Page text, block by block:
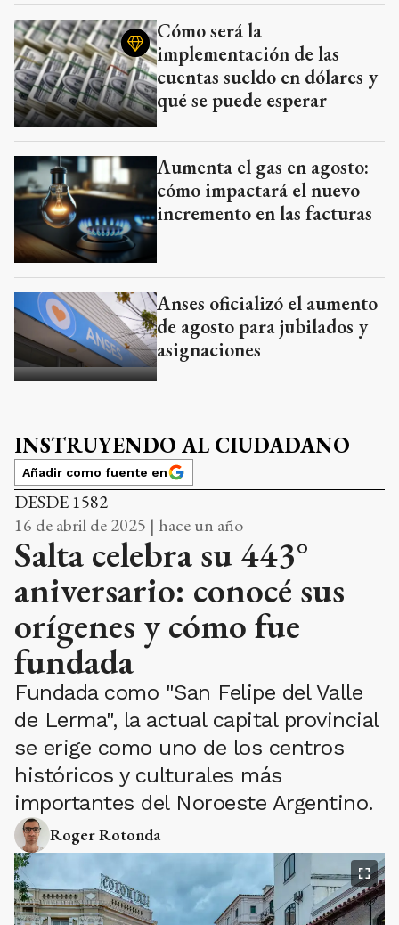
Cómo será la
implementación de las
cuentas sueldo en dólares y
qué se puede esperar
Aumenta el gas en agosto:
cómo impactará el nuevo
incremento en las facturas
Anses oficializó el aumento
de agosto para jubilados y
asignaciones
INSTRUYENDO AL CIUDADANO
Añadir como fuente en
DESDE 1582
16 de abril de 2025 | hace un año
Salta celebra su 443°
aniversario: conocé sus
orígenes y cómo fue
fundada
Fundada como "San Felipe del Valle
de Lerma", la actual capital provincial
se erige como uno de los centros
históricos y culturales más
importantes del Noroeste Argentino.
Roger Rotonda